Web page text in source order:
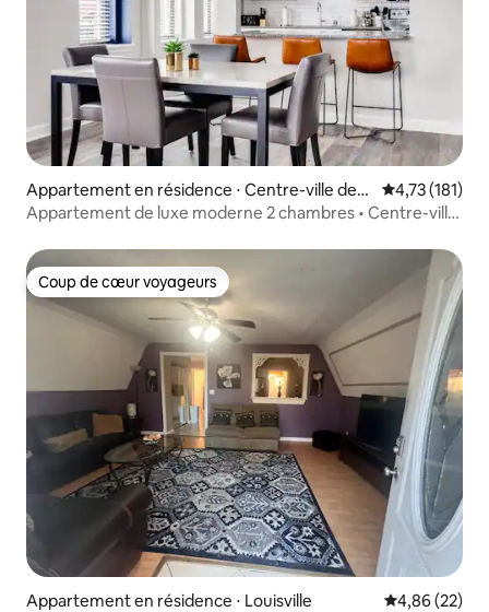
Appartement en résidence ⋅ Centre-ville des
affaires
Évaluation
4,73 (181)
Appartement de luxe moderne 2 chambres • Centre-ville
Coup de cœur voyageurs
Coup de cœur voyageurs
Appartement en résidence ⋅ Louisville Évaluation
4,86 (22)